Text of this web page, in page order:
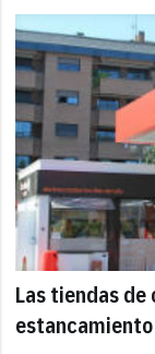
Las tiendas